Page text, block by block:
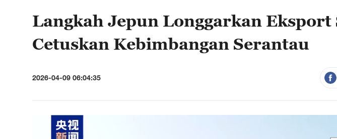
Langkah Jepun Longgarkan Eksport
Cetuskan Kebimbangan Serantau
2026-04-09 06:04:35